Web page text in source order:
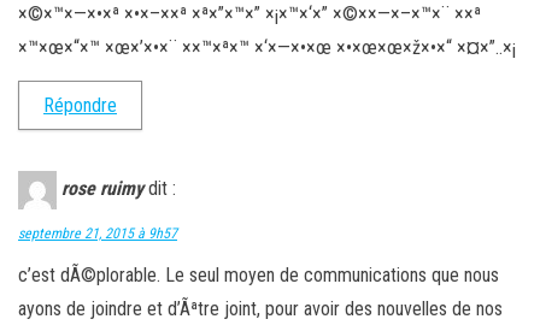
×©×™×—×•×ª ×•×–××ª ×ª×”×™×” ×¡×™×‘×” ×©××—×–×™×¨ ××ª
×™×œ×“×™ ×œ×’×•×¨ ××™×ª×™ ×‘×—×•×œ ×•×œ×œ×ž×•×“ ×¤×”..×¡
Répondre
rose ruimy dit :
septembre 21, 2015 à 9h57
c’est dÃ©plorable. Le seul moyen de communications que nous
ayons de joindre et d’Ãªtre joint, pour avoir des nouvelles de nos